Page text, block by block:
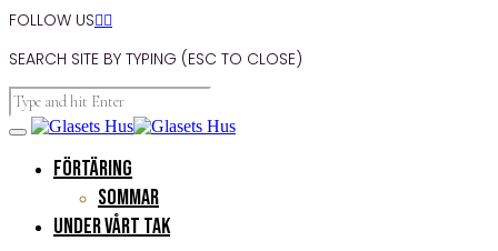
FOLLOW US
SEARCH SITE BY TYPING (ESC TO CLOSE)
FÖRTÄRING
Sommar
UNDER VÅRT TAK